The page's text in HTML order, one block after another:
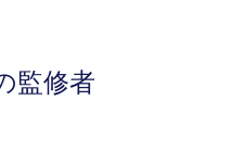
監修者